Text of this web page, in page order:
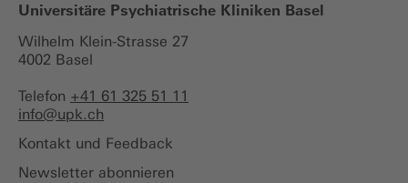
Universitäre Psychiatrische Kliniken Basel
Wilhelm Klein-Strasse 27
4002 Basel
Telefon +41 61 325 51 11
info@upk.ch
Kontakt und Feedback
Newsletter abonnieren